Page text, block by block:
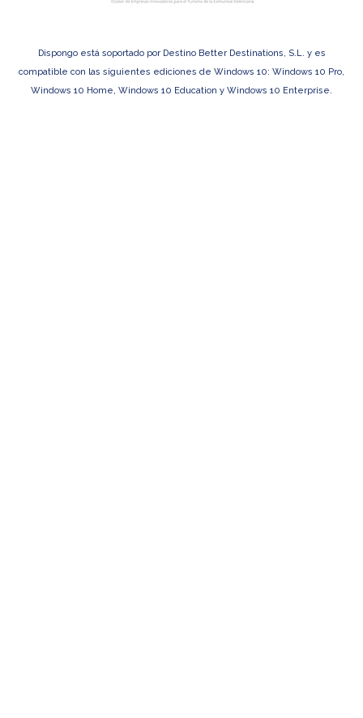
Dispongo está soportado por Destino Better Destinations, S.L. y es
compatible con las siguientes ediciones de Windows 10: Windows 10 Pro,
Windows 10 Home, Windows 10 Education y Windows 10 Enterprise.